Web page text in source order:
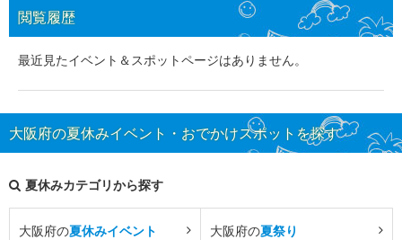
閲覧履歴
最近見たイベント＆スポットページはありません。
大阪府の夏休みイベント・おでかけスポットを探す
夏休みカテゴリから探す
大阪府の夏休みイベント 大阪府の夏祭り